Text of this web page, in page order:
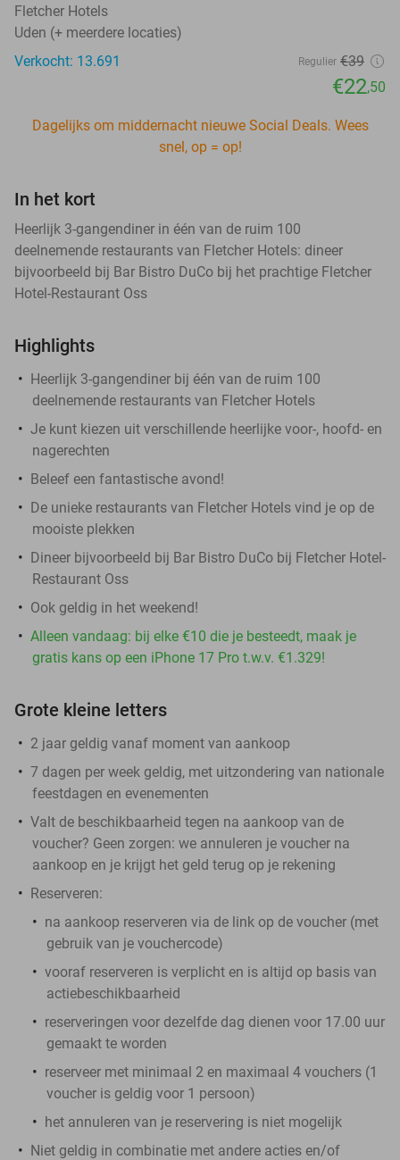
Fletcher Hotels
Uden (+ meerdere locaties)
Verkocht: 13.691
Regulier €39
€22,50
Dagelijks om middernacht nieuwe Social Deals. Wees
snel, op = op!
In het kort
Heerlijk 3-gangendiner in één van de ruim 100
deelnemende restaurants van Fletcher Hotels: dineer
bijvoorbeeld bij Bar Bistro DuCo bij het prachtige Fletcher
Hotel-Restaurant Oss
Highlights
Heerlijk 3-gangendiner bij één van de ruim 100
deelnemende restaurants van Fletcher Hotels
Je kunt kiezen uit verschillende heerlijke voor-, hoofd- en
nagerechten
Beleef een fantastische avond!
De unieke restaurants van Fletcher Hotels vind je op de
mooiste plekken
Dineer bijvoorbeeld bij Bar Bistro DuCo bij Fletcher Hotel-
Restaurant Oss
Ook geldig in het weekend!
Alleen vandaag: bij elke €10 die je besteedt, maak je
gratis kans op een iPhone 17 Pro t.w.v. €1.329!
Grote kleine letters
2 jaar geldig vanaf moment van aankoop
7 dagen per week geldig, met uitzondering van nationale
feestdagen en evenementen
Valt de beschikbaarheid tegen na aankoop van de
voucher? Geen zorgen: we annuleren je voucher na
aankoop en je krijgt het geld terug op je rekening
Reserveren:
na aankoop reserveren via de link op de voucher (met
gebruik van je vouchercode)
vooraf reserveren is verplicht en is altijd op basis van
actiebeschikbaarheid
reserveringen voor dezelfde dag dienen voor 17.00 uur
gemaakt te worden
reserveer met minimaal 2 en maximaal 4 vouchers (1
voucher is geldig voor 1 persoon)
het annuleren van je reservering is niet mogelijk
Niet geldig in combinatie met andere acties en/of